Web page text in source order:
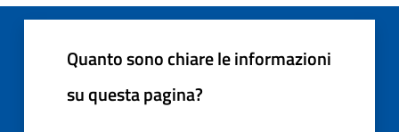
Quanto sono chiare le informazioni
su questa pagina?